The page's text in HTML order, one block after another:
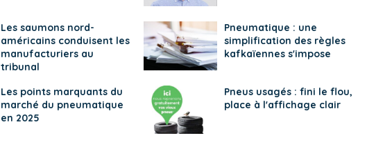
Les saumons nord-
américains conduisent les
manufacturiers au
tribunal
Pneumatique : une
simplification des règles
kafkaïennes s'impose
Les points marquants du
marché du pneumatique
en 2025
Pneus usagés : fini le flou,
place à l'affichage clair